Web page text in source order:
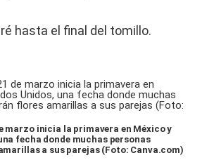
hasta el final del tomillo.
marzo inicia la primavera en México y
fecha donde muchas personas
a sus parejas (Foto: Canva.com)